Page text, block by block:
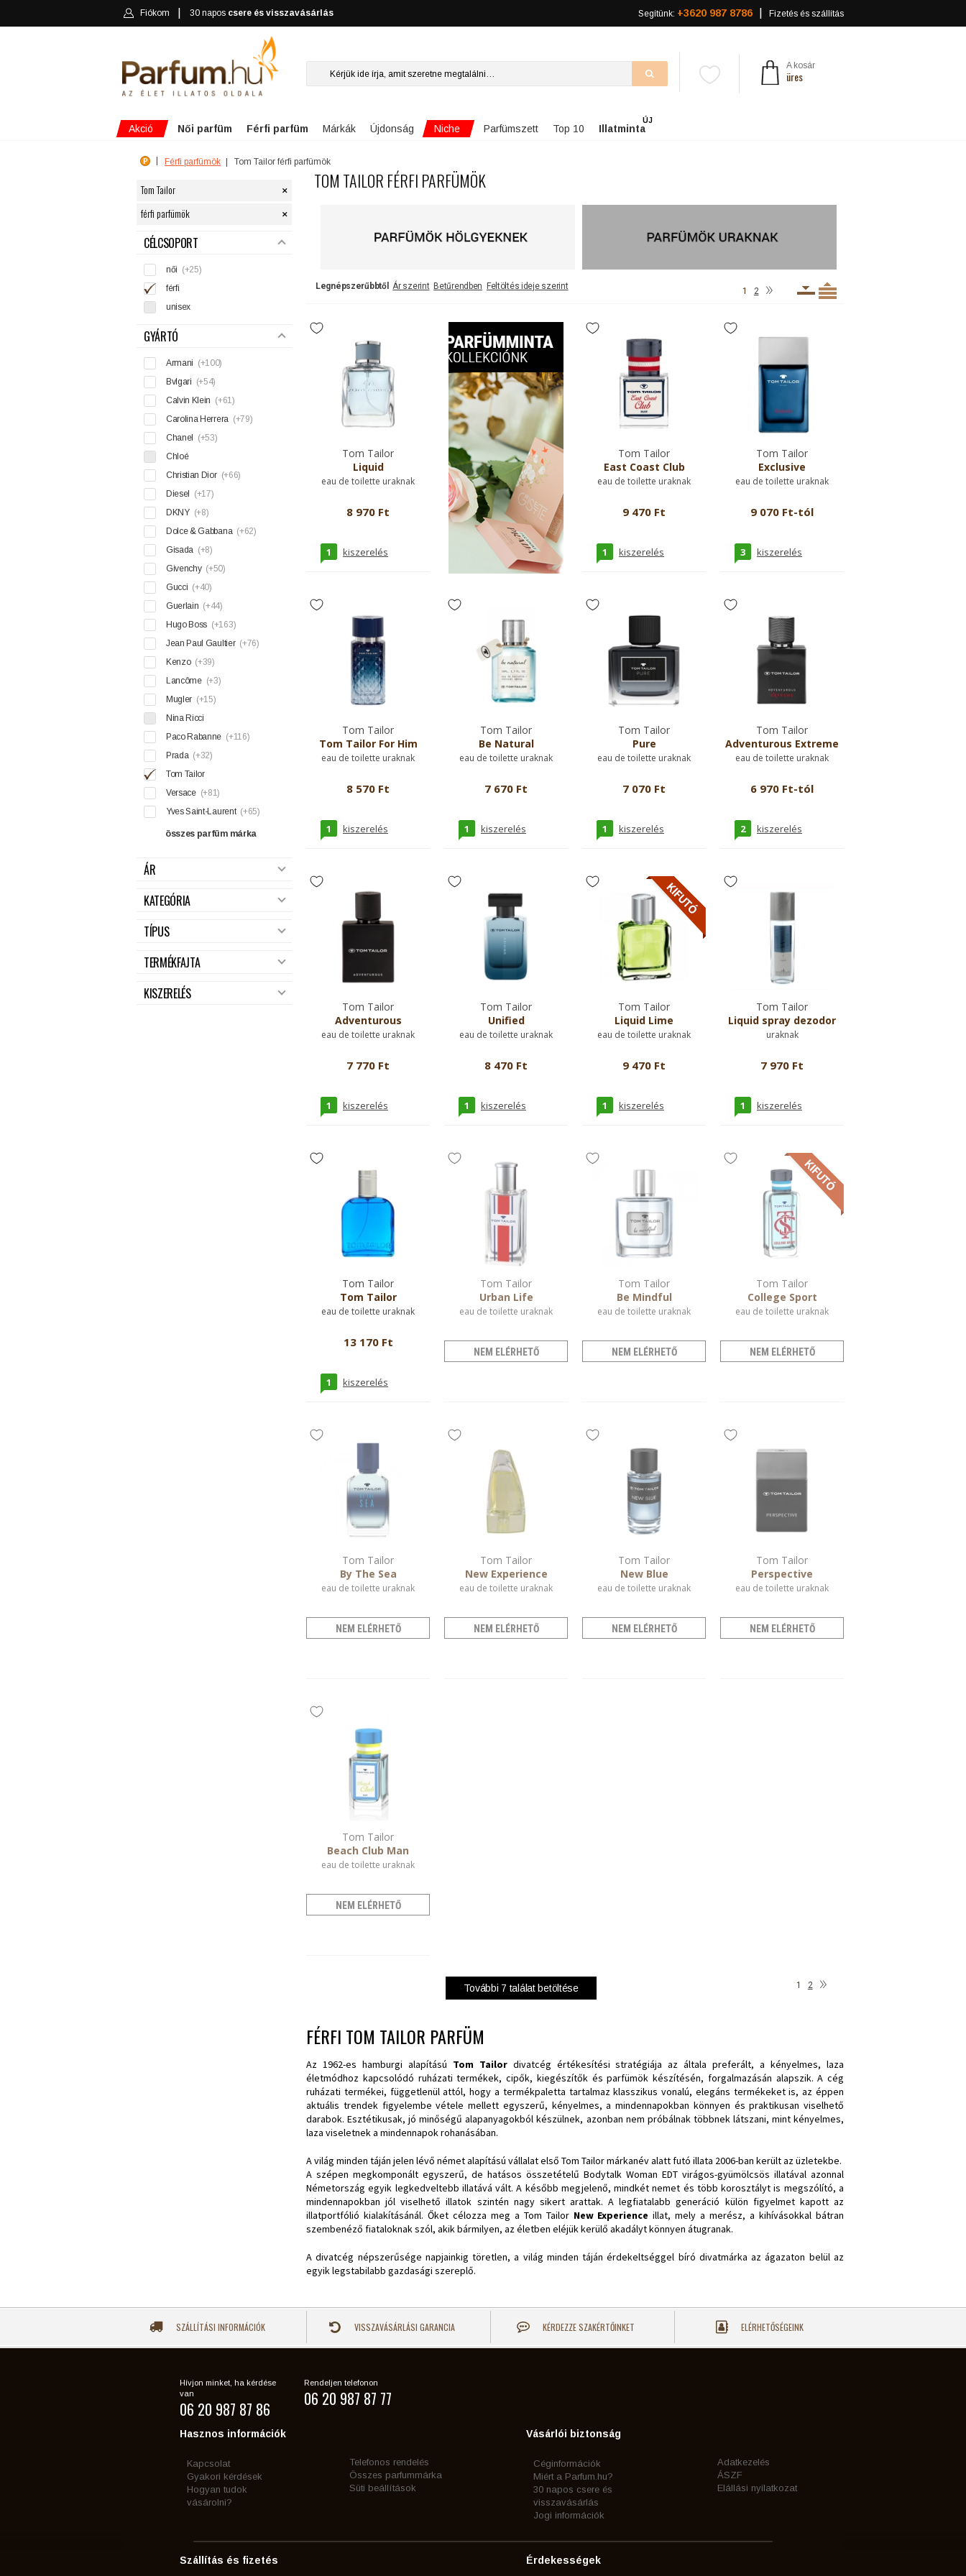
Fiókom 30 napos csere és visszavásárlás Segítünk: +3620 987 8786 Fizetés és szállítás
A kosár
üres
Akció Női parfüm Férfi parfüm Márkák Újdonság Niche Parfümszett Top 10 Illatminta
ÚJ
Férfi parfümök Tom Tailor férfi parfümök
Tom Tailor ×
férfi parfümök ×
SZŰRÉS
CÉLCSOPORT
női (+25)
férfi
unisex
GYÁRTÓ
Armani (+100)
Bvlgari (+54)
Calvin Klein (+61)
Carolina Herrera (+79)
Chanel
(+53)
Chloé
Christian Dior (+66)
Diesel
(+17)
DKNY (+8)
Dolce & Gabbana (+62)
Gisada (+8)
Givenchy (+50)
Gucci (+40)
Guerlain (+44)
Hugo Boss (+163)
Jean Paul Gaultier (+76)
Kenzo (+39)
Lancôme (+3)
Mugler (+15)
Nina Ricci
Paco Rabanne (+116)
Prada (+32)
Tom Tailor
Versace (+81)
Yves Saint-Laurent (+65)
összes parfüm márka
ÁR
KATEGÓRIA
TÍPUS
TERMÉKFAJTA
KISZERELÉS
TOM TAILOR FÉRFI PARFÜMÖK
Legnépszerűbbtől Ár szerint Betűrendben Feltöltés ideje szerint 1 2 »
Tom Tailor
Liquid
eau de toilette uraknak
8 970 Ft
1 kiszerelés
Tom Tailor
East Coast Club
eau de toilette uraknak
9 470 Ft
1 kiszerelés
Tom Tailor
Exclusive
eau de toilette uraknak
9 070 Ft-tól
3 kiszerelés
Tom Tailor
Tom Tailor For Him
eau de toilette uraknak
8 570 Ft
1 kiszerelés
Tom Tailor
Be Natural
eau de toilette uraknak
7 670 Ft
1 kiszerelés
Tom Tailor
Pure
eau de toilette uraknak
7 070 Ft
1 kiszerelés
Tom Tailor
Adventurous Extreme
eau de toilette uraknak
6 970 Ft-tól
2 kiszerelés
Tom Tailor
Adventurous
eau de toilette uraknak
7 770 Ft
1 kiszerelés
Tom Tailor
Unified
eau de toilette uraknak
8 470 Ft
1 kiszerelés
Tom Tailor
Liquid Lime
eau de toilette uraknak
9 470 Ft
1 kiszerelés
Tom Tailor
Liquid spray dezodor
uraknak
7 970 Ft
1 kiszerelés
Tom Tailor
Tom Tailor
eau de toilette uraknak
13 170 Ft
1 kiszerelés
Tom Tailor
Urban Life
eau de toilette uraknak
NEM ELÉRHETŐ
Tom Tailor
Be Mindful
eau de toilette uraknak
NEM ELÉRHETŐ
Tom Tailor
College Sport
eau de toilette uraknak
NEM ELÉRHETŐ
Tom Tailor
By The Sea
eau de toilette uraknak
NEM ELÉRHETŐ
Tom Tailor
New Experience
eau de toilette uraknak
NEM ELÉRHETŐ
Tom Tailor
New Blue
eau de toilette uraknak
NEM ELÉRHETŐ
Tom Tailor
Perspective
eau de toilette uraknak
NEM ELÉRHETŐ
Tom Tailor
Beach Club Man
eau de toilette uraknak
NEM ELÉRHETŐ
További 7 találat betöltése 1 2 »
FÉRFI TOM TAILOR PARFÜM
Az 1962-es hamburgi alapítású Tom Tailordivatcég értékesítési stratégiája az általa preferált, a kényelmes, laza
életmódhoz kapcsolódó ruházati termékek, cipők, kiegészítők és parfümök készítésén, forgalmazásán alapszik. A cég
ruházati termékei, függetlenül attól, hogy a termékpaletta tartalmaz klasszikus vonalú, elegáns termékeket is, az éppen
aktuális trendek figyelembe vétele mellett egyszerű, kényelmes, a mindennapokban könnyen és praktikusan viselhető
darabok. Esztétikusak, jó minőségű alapanyagokból készülnek, azonban nem próbálnak többnek látszani, mint kényelmes,
laza viseletnek a mindennapok rohanásában.
A világ minden táján jelen lévő német alapítású vállalat első Tom Tailor márkanév alatt futó illata 2006-ban került az üzletekbe.
A szépen megkomponált egyszerű, de hatásos összetételű Bodytalk Woman EDT virágos-gyümölcsös illatával azonnal
Németország egyik legkedveltebb illatává vált. A később megjelenő, mindkét nemet és több korosztályt is megszólító, a
mindennapokban jól viselhető illatok szintén nagy sikert arattak. A legfiatalabb generáció külön figyelmet kapott az
illatportfólió kialakításánál. Őket célozza meg a Tom Tailor New Experience illat, mely a merész, a kihívásokkal bátran
szembenéző fiataloknak szól, akik bármilyen, az életben eléjük kerülő akadályt könnyen átugranak.
A divatcég népszerűsége napjainkig töretlen, a világ minden táján érdekeltséggel bíró divatmárka az ágazaton belül az
egyik legstabilabb gazdasági szereplő.
SZÁLLÍTÁSI INFORMÁCIÓK VISSZAVÁSÁRLÁSI GARANCIA KÉRDEZZE SZAKÉRTŐINKET ELÉRHETŐSÉGEINK
Hívjon minket, ha kérdése
van
06 20 987 87 86
Rendeljen telefonon
06 20 987 87 77
Hasznos információk
Kapcsolat
Gyakori kérdések
Hogyan tudok
vásárolni?
Telefonos rendelés
Összes parfummárka
Süti beállítások
Vásárlói biztonság
Céginformációk
Miért a Parfum.hu?
30 napos csere és
visszavásárlás
Jogi információk
Adatkezelés
ÁSZF
Elállási nyilatkozat
Szállítás és fizetés Érdekességek